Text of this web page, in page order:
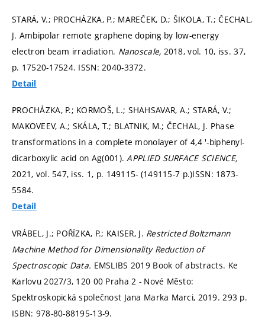
STARÁ, V.; PROCHÁZKA, P.; MAREČEK, D.; ŠIKOLA, T.; ČECHAL,
J. Ambipolar remote graphene doping by low-energy
electron beam irradiation. Nanoscale, 2018, vol. 10, iss. 37,
p. 17520-17524. ISSN: 2040-3372.
Detail
PROCHÁZKA, P.; KORMOŠ, L.; SHAHSAVAR, A.; STARÁ, V.;
MAKOVEEV, A.; SKÁLA, T.; BLATNIK, M.; ČECHAL, J. Phase
transformations in a complete monolayer of 4,4 '-biphenyl-
dicarboxylic acid on Ag(001).APPLIED SURFACE SCIENCE,
2021, vol. 547, iss. 1, p. 149115- (149115-7 p.)ISSN: 1873-
5584.
Detail
VRÁBEL, J.; POŘÍZKA, P.; KAISER, J. Restricted Boltzmann
Machine Method for Dimensionality Reduction of
Spectroscopic Data. EMSLIBS 2019 Book of abstracts. Ke
Karlovu 2027/3, 120 00 Praha 2 - Nové Město:
Spektroskopická společnost Jana Marka Marci, 2019. 293 p.
ISBN: 978-80-88195-13-9.